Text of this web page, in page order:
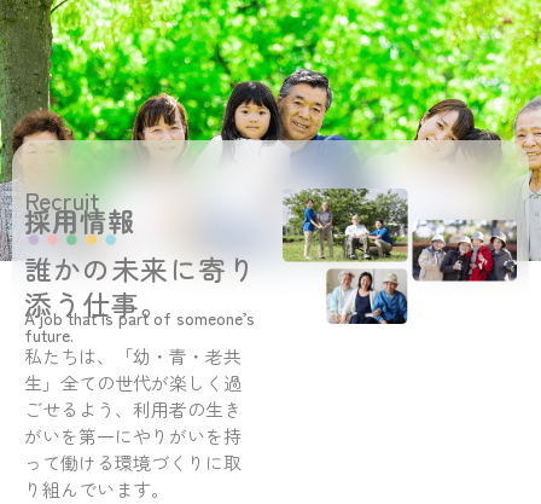
Recruit
採用情報
誰かの未来に寄り
添う仕事。
A job that is part of someone’s
future.
私たちは、「幼・青・老共
生」全ての世代が楽しく過
ごせるよう、利用者の生き
がいを第一にやりがいを持
って働ける環境づくりに取
り組んでいます。